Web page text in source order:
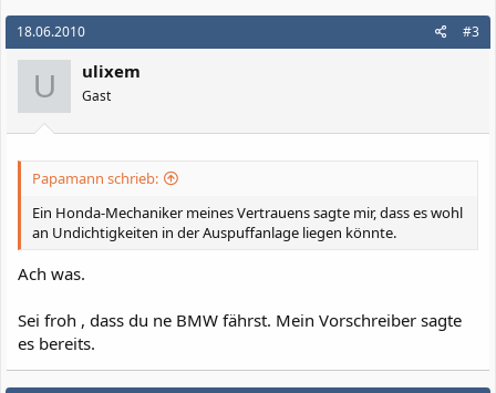
18.06.2010 #3
U ulixem
Gast
Papamann schrieb:
Ein Honda-Mechaniker meines Vertrauens sagte mir, dass es wohl
an Undichtigkeiten in der Auspuffanlage liegen könnte.
Ach was.
Sei froh , dass du ne BMW fährst. Mein Vorschreiber sagte
es bereits.